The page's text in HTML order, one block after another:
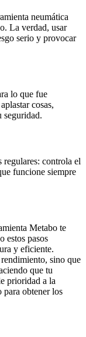
neumática
La verdad, usar
serio y provocar
lo que fue
cosas,
seguridad.
controla el
funcione siempre
Metabo te
estos pasos
y eficiente.
sino que
que tu
prioridad a la
para obtener los